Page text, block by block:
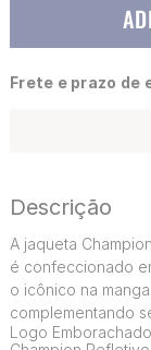
Frete e prazo de
Descrição
A jaqueta
é confeccionado
o icônico na
complementando
Logo Emborachado